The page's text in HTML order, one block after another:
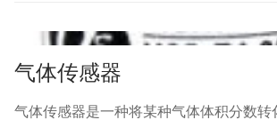
气体传感器
气体传感器是一种将某种气体体积分数